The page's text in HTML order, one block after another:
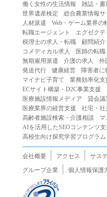
バシー、その他の権利を侵
（４）当社または第三者を
（５）当社または第三者に
（６）営利を目的とした行為
（７）政治・選挙・宗教活
（８）本サービスの運営を
（９）法令違反、犯罪行為
（１０）暴力的な要求行為
当な要求行為
（１１）その他当社が不適
２.当社は、前項の定めに
の提供を停止または中断す
第５条（免責）
１.当社は、本サービスの
三者の情報提供行為等を含
働く女性の生活情報
雑誌・書
世界遺産検定
総合農業情報サ
人材派遣
Web・ゲーム業界の
転職エージェント
エグゼク
税理士の求人・転職
顧問紹介
コメディカル求人
医師の転職
無期雇用派遣
介護の求人 外
発送代行
健康経営
障害者に
マイナビ子育て
業務効率化支
ECサイト構築・D2C事業支援
医療施設情報メディア
貸会議
医療業界の経営支援
社宅・社
高齢者施設検索・介護相談
マ
AIを活用したSEOコンテンツ
高校生向け探究学習プログラム
会社概要 アクセス サス
グループ企業
個人情報保護